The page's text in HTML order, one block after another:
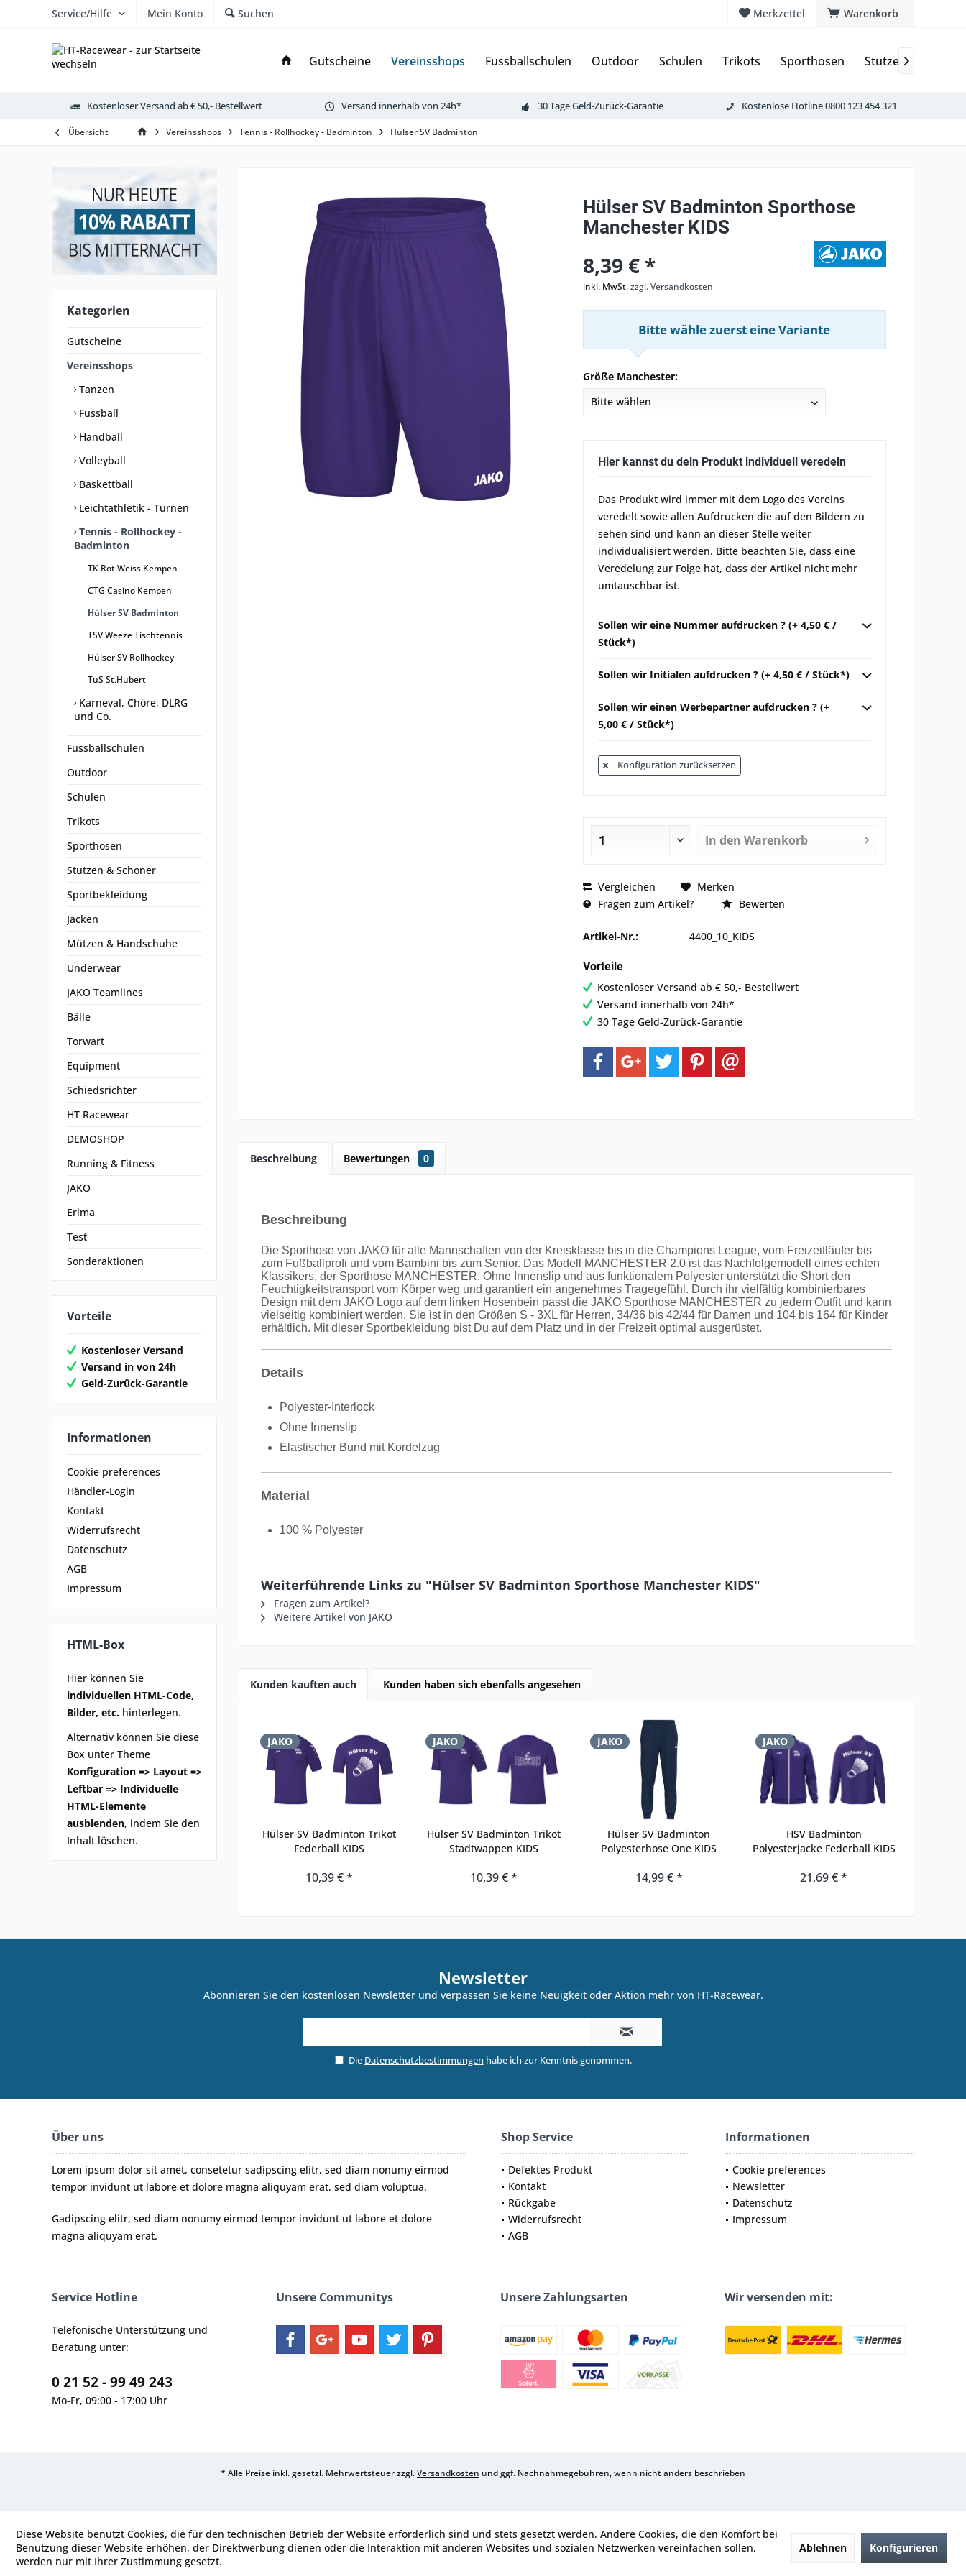
Warenkorb
Merkzettel
Service/Hilfe Mein Konto Suchen
Gutscheine Vereinsshops Fussballschulen Outdoor Schulen Trikots Sporthosen Stutzen & Schoner

Kostenloser Versand ab € 50,- Bestellwert Versand innerhalb von 24h* 30 Tage Geld-Zurück-Garantie Kostenlose Hotline 0800 123 454 321
Übersicht Vereinsshops Tennis - Rollhockey - Badminton Hülser SV Badminton
Kategorien
Gutscheine
Vereinsshops
Tanzen
Fussball
Handball
Volleyball
Baskettball
Leichtathletik - Turnen
Tennis - Rollhockey -
Badminton
TK Rot Weiss Kempen
CTG Casino Kempen
Hülser SV Badminton
TSV Weeze Tischtennis
Hülser SV Rollhockey
TuS St.Hubert
Karneval, Chöre, DLRG
und Co.
Fussballschulen
Outdoor
Schulen
Trikots
Sporthosen
Stutzen & Schoner
Sportbekleidung
Jacken
Mützen & Handschuhe
Underwear
JAKO Teamlines
Bälle
Torwart
Equipment
Schiedsrichter
HT Racewear
DEMOSHOP
Running & Fitness
JAKO
Erima
Test
Sonderaktionen
Vorteile
Kostenloser Versand
Versand in von 24h
Geld-Zurück-Garantie
Informationen
Cookie preferences
Händler-Login
Kontakt
Widerrufsrecht
Datenschutz
AGB
Impressum
HTML-Box
Hier können Sie
individuellen HTML-Code,
Bilder, etc. hinterlegen.
Alternativ können Sie diese
Box unter Theme
Konfiguration => Layout =>
Leftbar => Individuelle
HTML-Elemente
ausblenden, indem Sie den
Inhalt löschen.
Hülser SV Badminton Sporthose
Manchester KIDS
8,39 € *
inkl. MwSt.zzgl. Versandkosten
Bitte wähle zuerst eine Variante
Größe Manchester:
Hier kannst du dein Produkt individuell veredeln
Das Produkt wird immer mit dem Logo des Vereins
veredelt sowie allen Aufdrucken die auf den Bildern zu
sehen sind und kann an dieser Stelle weiter
individualisiert werden. Bitte beachten Sie, dass eine
Veredelung zur Folge hat, dass der Artikel nicht mehr
umtauschbar ist.
Sollen wir eine Nummer aufdrucken ? (+ 4,50 € /
Stück*)
Sollen wir Initialen aufdrucken ? (+ 4,50 € / Stück*)
Sollen wir einen Werbepartner aufdrucken ? (+
5,00 € / Stück*)
Konfiguration zurücksetzen
In den Warenkorb
Vergleichen
Merken
Fragen zum Artikel?
Bewerten
Artikel-Nr.: 4400_10_KIDS
Vorteile
Kostenloser Versand ab € 50,- Bestellwert
Versand innerhalb von 24h*
30 Tage Geld-Zurück-Garantie
Beschreibung Bewertungen 0
Beschreibung
Die Sporthose von JAKO für alle Mannschaften von der Kreisklasse bis in die Champions League, vom Freizeitläufer bis
zum Fußballprofi und vom Bambini bis zum Senior. Das Modell MANCHESTER 2.0 ist das Nachfolgemodell eines echten
Klassikers, der Sporthose MANCHESTER. Ohne Innenslip und aus funktionalem Polyester unterstützt die Short den
Feuchtigkeitstransport vom Körper weg und garantiert ein angenehmes Tragegefühl. Durch ihr vielfältig kombinierbares
Design mit dem JAKO Logo auf dem linken Hosenbein passt die JAKO Sporthose MANCHESTER zu jedem Outfit und kann
vielseitig kombiniert werden. Sie ist in den Größen S - 3XL für Herren, 34/36 bis 42/44 für Damen und 104 bis 164 für Kinder
erhältlich. Mit dieser Sportbekleidung bist Du auf dem Platz und in der Freizeit optimal ausgerüstet.
Details
Polyester-Interlock
Ohne Innenslip
Elastischer Bund mit Kordelzug
Material
100 % Polyester
Weiterführende Links zu "Hülser SV Badminton Sporthose Manchester KIDS"
Fragen zum Artikel?
Weitere Artikel von JAKO
Kunden kauften auch Kunden haben sich ebenfalls angesehen
JAKO
Hülser SV Badminton Trikot
Federball KIDS
10,39 € *
JAKO
Hülser SV Badminton Trikot
Stadtwappen KIDS
10,39 € *
JAKO
Hülser SV Badminton
Polyesterhose One KIDS
14,99 € *
JAKO
HSV Badminton
Polyesterjacke Federball KIDS
21,69 € *
Newsletter
Abonnieren Sie den kostenlosen Newsletter und verpassen Sie keine Neuigkeit oder Aktion mehr von HT-Racewear.
Die Datenschutzbestimmungen habe ich zur Kenntnis genommen.
Über uns
Lorem ipsum dolor sit amet, consetetur sadipscing elitr, sed diam nonumy eirmod
tempor invidunt ut labore et dolore magna aliquyam erat, sed diam voluptua.
Gadipscing elitr, sed diam nonumy eirmod tempor invidunt ut labore et dolore
magna aliquyam erat.
Shop Service
Defektes Produkt
Kontakt
Rückgabe
Widerrufsrecht
AGB
Informationen
Cookie preferences
Newsletter
Datenschutz
Impressum
Service Hotline
Telefonische Unterstützung und
Beratung unter:
0 21 52 - 99 49 243
Mo-Fr, 09:00 - 17:00 Uhr
Unsere Communitys Unsere Zahlungsarten Wir versenden mit:
* Alle Preise inkl. gesetzl. Mehrwertsteuer zzgl.Versandkosten und ggf. Nachnahmegebühren, wenn nicht anders beschrieben
Diese Website benutzt Cookies, die für den technischen Betrieb der Website erforderlich sind und stets gesetzt werden. Andere Cookies, die den Komfort bei
Benutzung dieser Website erhöhen, der Direktwerbung dienen oder die Interaktion mit anderen Websites und sozialen Netzwerken vereinfachen sollen,
werden nur mit Ihrer Zustimmung gesetzt.
Ablehnen Konfigurieren